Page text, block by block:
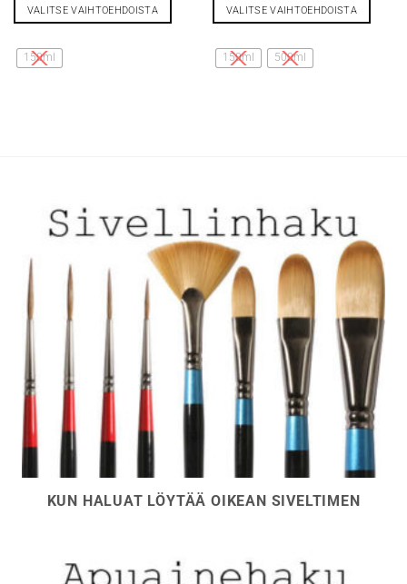
VALITSE VAIHTOEHDOISTA
tuotteella
on
150ml
VALITSE VAIHTOEHDOISTA
tuotteella
on
150ml 500ml
KUN HALUAT LÖYTÄÄ OIKEAN SIVELTIMEN